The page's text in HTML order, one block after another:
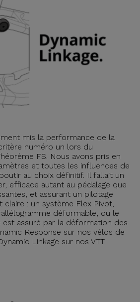
mis la performance de la
numéro un lors du
FS. Nous avons pris en
et toutes les influences de
au choix définitif. Il fallait un
efficace autant au pédalage que
et assurant un pilotage
claire : un système Flex Pivot,
déformable, ou le
assuré par la déformation des
Response sur nos vélos de
Linkage sur nos VTT.